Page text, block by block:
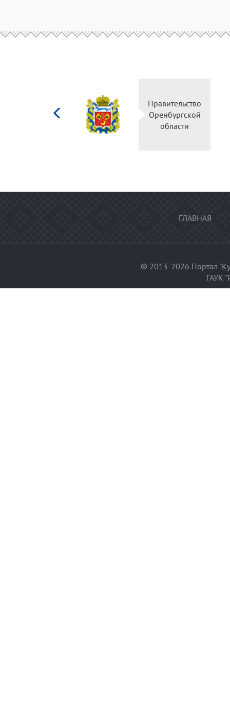
Правительство
Оренбургской
области
ГЛАВНАЯ
© 2013-2026 Портал
ГАУК